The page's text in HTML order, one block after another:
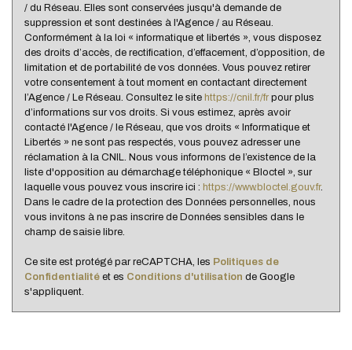
Taxe foncière
Habitants de moins de 25 ans
28,90 %
Habitants de 25 à 55 ans
36,29 %
Habitants de plus de 55 ans
34,81 %
Nombre d'enfants par famille
Familles sans enfant
47,25 %
Familles avec 1 ou 2 enfants
Maisons
26,02 %
Appartements
73,98 %
/ du Réseau. Elles sont conservées jusqu'à demande de
suppression et sont destinées à l'Agence / au Réseau.
Conformément à la loi « informatique et libertés », vous disposez
des droits d’accès, de rectification, d’effacement, d’opposition, de
limitation et de portabilité de vos données. Vous pouvez retirer
votre consentement à tout moment en contactant directement
l’Agence / Le Réseau. Consultez le site https://cnil.fr/fr pour plus
d’informations sur vos droits. Si vous estimez, après avoir
contacté l'Agence / le Réseau, que vos droits « Informatique et
Libertés » ne sont pas respectés, vous pouvez adresser une
réclamation à la CNIL. Nous vous informons de l’existence de la
liste d'opposition au démarchage téléphonique « Bloctel », sur
laquelle vous pouvez vous inscrire ici : https://www.bloctel.gouv.fr.
Dans le cadre de la protection des Données personnelles, nous
vous invitons à ne pas inscrire de Données sensibles dans le
champ de saisie libre.
Ce site est protégé par reCAPTCHA, les Politiques de
Confidentialité et es Conditions d'utilisation de Google
s'appliquent.